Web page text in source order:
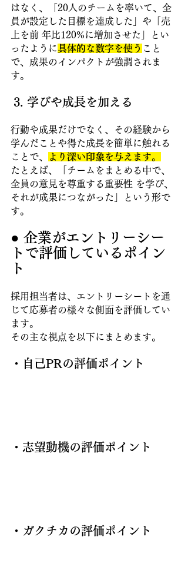
はなく、「20人のチームを率いて、全
員が設定した目標を達成した」や「売
上を前 年比120%に増加させた」とい
ったように具体的な数字を使う こと
で、成果のインパクトが強調されま
す。
3. 学びや成長を加える
行動や成果だけでなく、その経験から
学んだことや得た成長を簡単に触れる
ことで、
より深い印象を与えます。
たとえば、「チームをまとめる中で、
全員の意見を尊重する重要性 を学び、
それが成果につながった」という形で
す。
● 企業がエントリーシー
トで評価しているポイン
ト
採用担当者は、エントリーシートを通
じて応募者の様々な側面を評価してい
ます。
その主な視点を以下にまとめます。
・自己PRの評価ポイント
・志望動機の評価ポイント
・ガクチカの評価ポイント